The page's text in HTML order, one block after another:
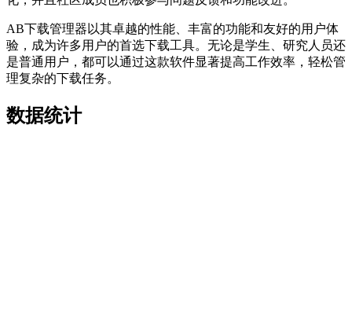
AB下载管理器以其卓越的性能、丰富的功能和友好的用户体
验，成为许多用户的首选下载工具。无论是学生、研究人员还
是普通用户，都可以通过这款软件显著提高工作效率，轻松管
理复杂的下载任务。
数据统计